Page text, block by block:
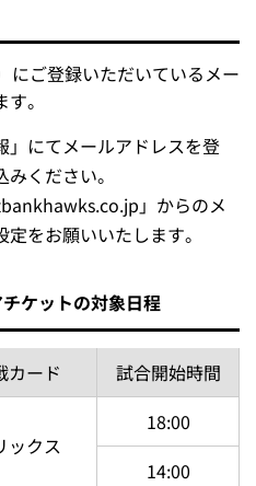
にご登録いただいているメー
。
」にてメールアドレスを登
ください。
」からのメ
をお願いいたします。
ケットの対象日程
カード
試合開始時間
ックス
18:00
14:00